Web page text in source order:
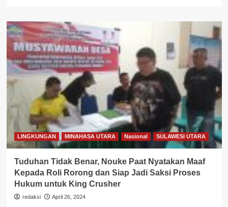
LINGKUNGAN MINAHASA UTARA Nasional SULAWESI UTARA
Tuduhan Tidak Benar, Nouke Paat Nyatakan Maaf
Kepada Roli Rorong dan Siap Jadi Saksi Proses
Hukum untuk King Crusher
redaksi April 26, 2024